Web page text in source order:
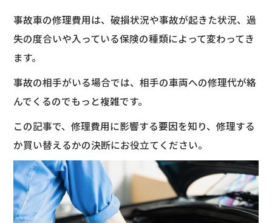
事故車の修理費用は、破損状況や事故が起きた状況、過
失の度合いや入っている保険の種類によって変わってき
ます。
事故の相手がいる場合では、相手の車両への修理代が絡
んでくるのでもっと複雑です。
この記事で、修理費用に影響する要因を知り、修理する
か買い替えるかの決断にお役立てください。